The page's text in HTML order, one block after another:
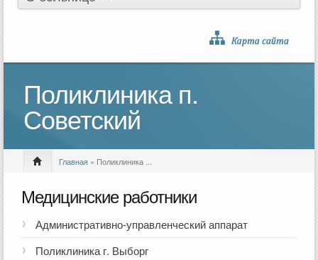
Поликлиника п.
Советский
Главная » Поликлиника ...
Медицинские работники
Административно-управленческий аппарат
Поликлиника г. Выборг